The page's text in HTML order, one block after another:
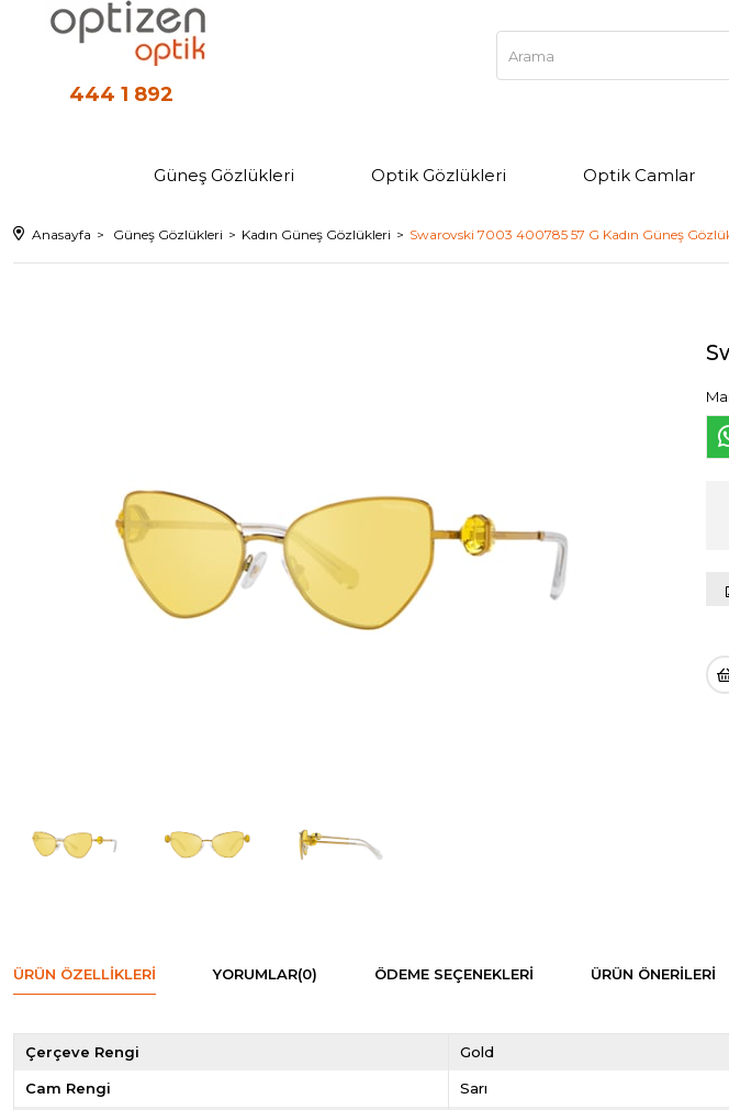
444 1 892
Güneş Gözlükleri Optik Gözlükleri Optik Camlar
Anasayfa Güneş Gözlükleri Kadın Güneş Gözlükleri Swarovski 7003 400785 57 G Kadın Güneş
ÜRÜN ÖZELLIKLERI YORUMLAR(0) ÖDEME SEÇENEKLERI ÜRÜN ÖNERILERI
Çerçeve Rengi Gold
Cam Rengi Sarı